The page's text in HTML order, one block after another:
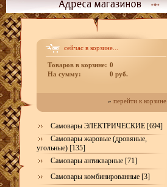
сейчас в корзине...
Товаров в корзине: 0
На сумму:
0 руб.
» перейти к корзине
Самовары ЭЛЕКТРИЧЕСКИЕ [694]
Самовары жаровые (дровяные,
угольные) [135]
Самовары антикварные [71]
Самовары комбинированные [3]